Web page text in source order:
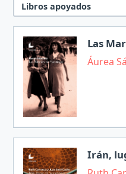
Las
Áurea
Irán,